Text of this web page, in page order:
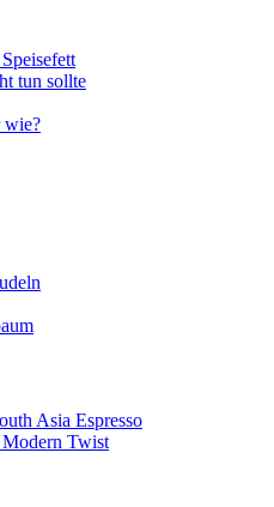
tun sollte
wie?
Asia Espresso
Twist